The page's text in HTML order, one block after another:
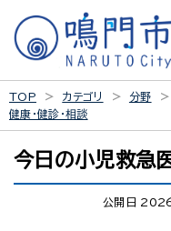
TOP カテゴリ 分野
健康・健診・相談
今日の小児救急
公開日